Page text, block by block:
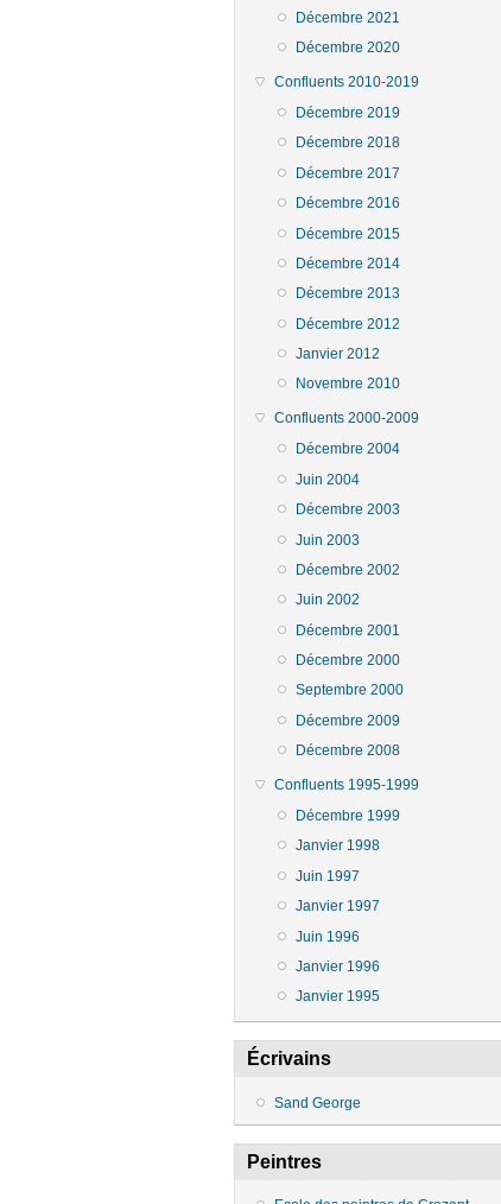
Décembre 2021
Décembre 2020
Confluents 2010-2019
Décembre 2019
Décembre 2018
Décembre 2017
Décembre 2016
Décembre 2015
Décembre 2014
Décembre 2013
Décembre 2012
Janvier 2012
Novembre 2010
Confluents 2000-2009
Décembre 2004
Juin 2004
Décembre 2003
Juin 2003
Décembre 2002
Juin 2002
Décembre 2001
Décembre 2000
Septembre 2000
Décembre 2009
Décembre 2008
Confluents 1995-1999
Décembre 1999
Janvier 1998
Juin 1997
Janvier 1997
Juin 1996
Janvier 1996
Janvier 1995
Écrivains
Sand George
Peintres